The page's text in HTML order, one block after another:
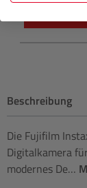
Beschreibung
Die Fujifilm
Digitalkamera
modernes De…